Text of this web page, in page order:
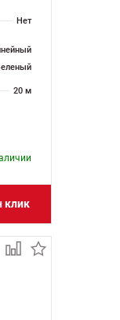
Нет
20 м
клик